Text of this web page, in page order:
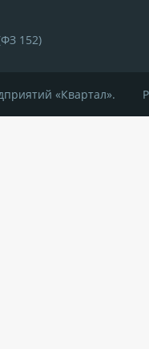
152)
«Квартал».